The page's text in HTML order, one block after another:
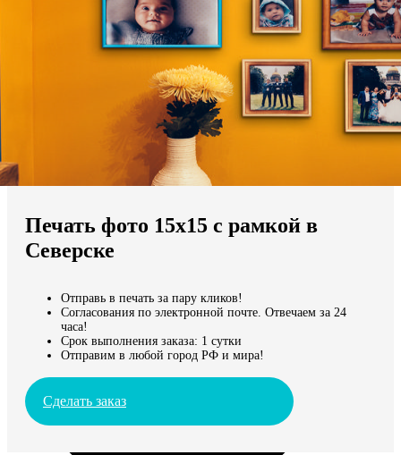
Мы доставляем по всему миру
Продолжить без города
Печать фото 15х15 с рамкой в
Северске
Отправь в печать за пару кликов!
Согласования по электронной почте. Отвечаем за 24
часа!
Срок выполнения заказа: 1 сутки
Отправим в любой город РФ и мира!
Сделать заказ